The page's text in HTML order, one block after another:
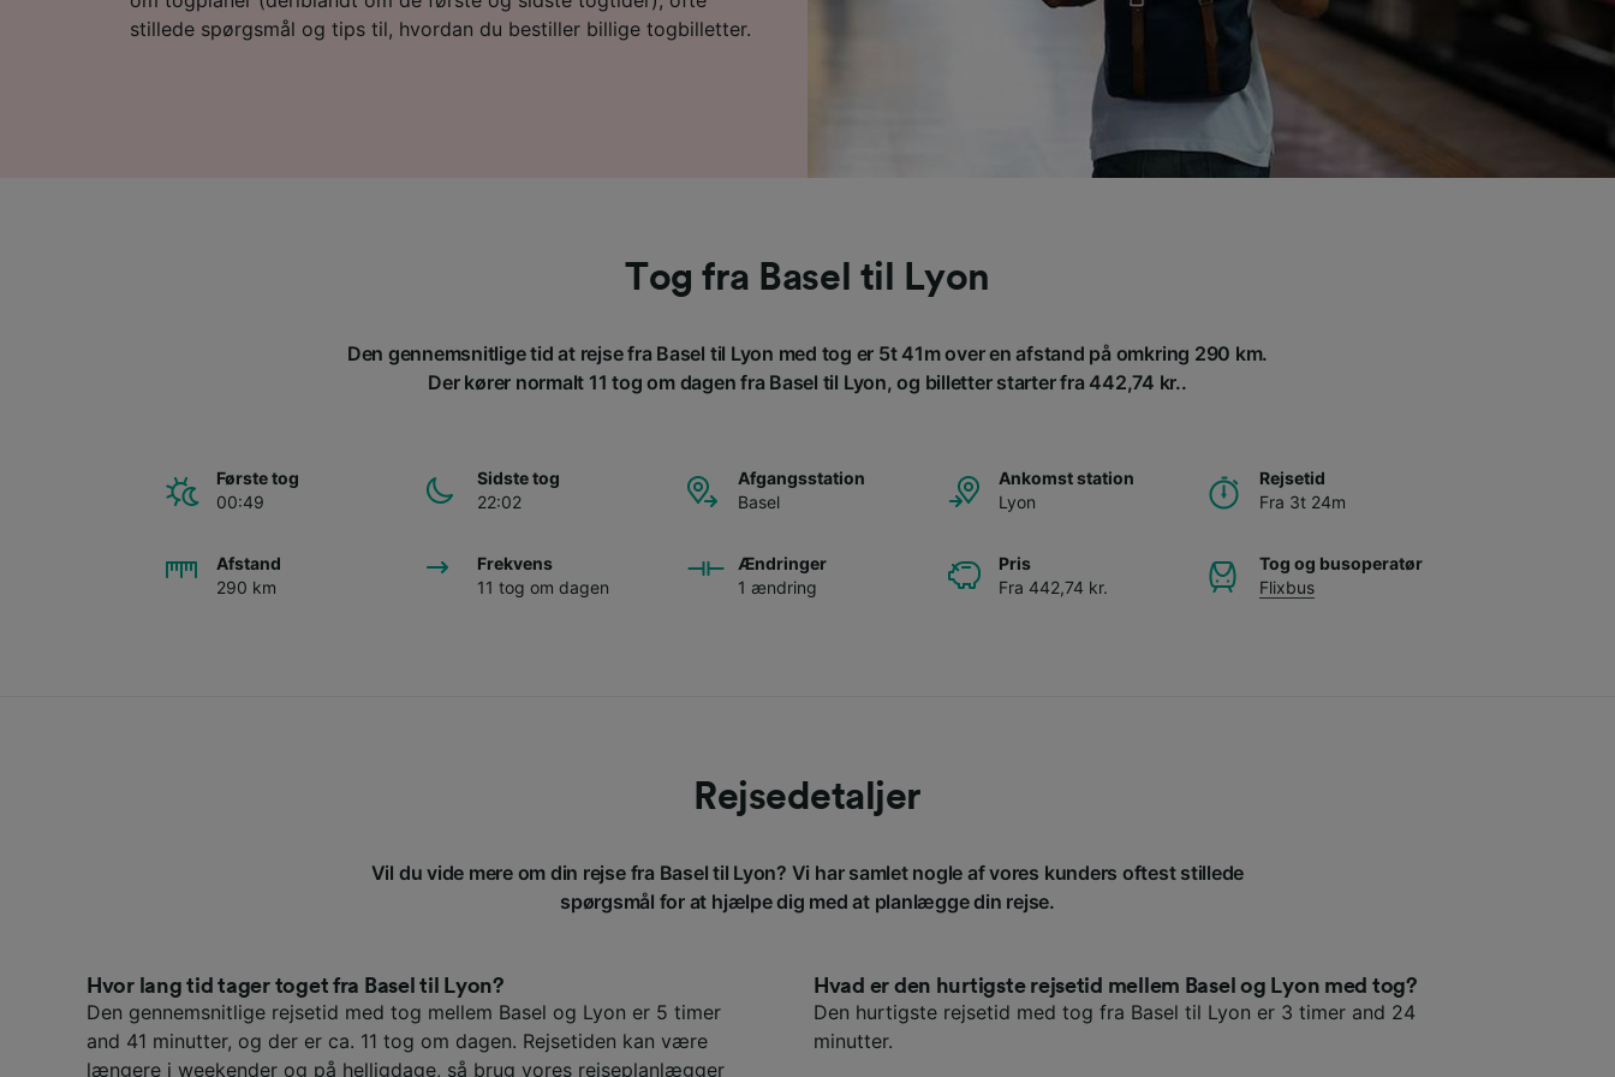
stillede spørgsmål og tips til, hvordan du bestiller billige togbilletter.
Tog fra Basel til Lyon
Den gennemsnitlige tid at rejse fra Basel til Lyon med tog er 5t 41m over en afstand på omkring 290 km.
Der kører normalt 11 tog om dagen fra Basel til Lyon, og billetter starter fra 442,74 kr..
Første tog
00:49
Sidste tog
22:02
Afgangsstation
Basel
Ankomst station
Lyon
Rejsetid
Fra 3t 24m
Afstand
290 km
Frekvens
11 tog om dagen
Ændringer
1 ændring
Pris
Fra 442,74 kr.
Tog og busoperatør
Flixbus
Rejsedetaljer
Vil du vide mere om din rejse fra Basel til Lyon? Vi har samlet nogle af vores kunders oftest stillede
spørgsmål for at hjælpe dig med at planlægge din rejse.
Hvor lang tid tager toget fra Basel til Lyon?
Den gennemsnitlige rejsetid med tog mellem Basel og Lyon er 5 timer
and 41 minutter, og der er ca. 11 tog om dagen. Rejsetiden kan være
længere i weekender og på helligdage, så brug vores rejseplanlægger
Hvad er den hurtigste rejsetid mellem Basel og Lyon med tog?
Den hurtigste rejsetid med tog fra Basel til Lyon er 3 timer and 24
minutter.